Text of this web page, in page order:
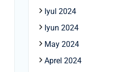
Iyul 2024
Iyun 2024
May 2024
Aprel 2024